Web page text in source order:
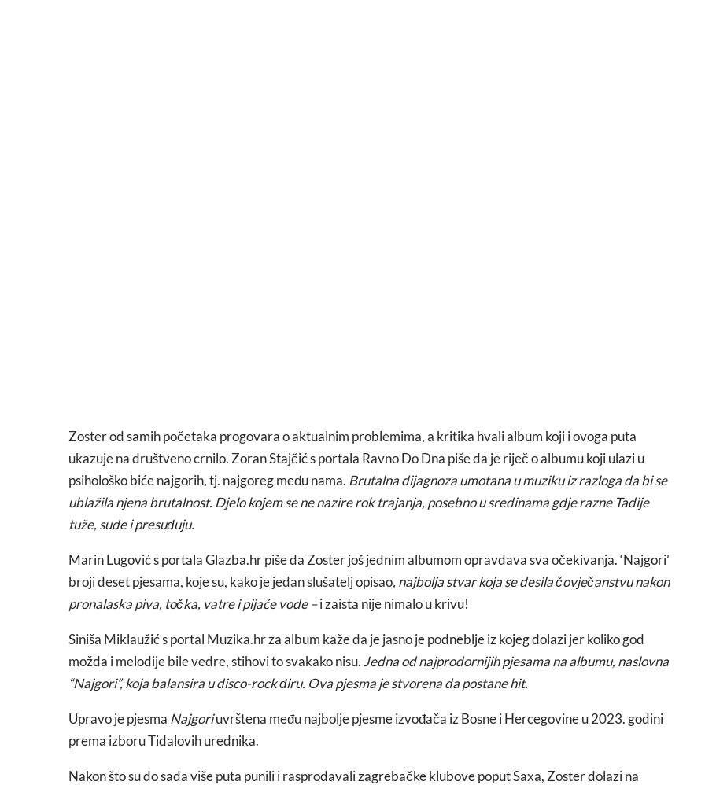
Zoster od samih početaka progovara o aktualnim problemima, a kritika hvali album koji i ovoga puta
ukazuje na društveno crnilo. Zoran Stajčić s portala Ravno Do Dna piše da je riječ o albumu koji ulazi u
psihološko biće najgorih, tj. najgoreg među nama. Brutalna dijagnoza umotana u muziku iz razloga da bi se
ublažila njena brutalnost. Djelo kojem se ne nazire rok trajanja, posebno u sredinama gdje razne Tadije
tuže, sude i presuđuju.
Marin Lugović s portala Glazba.hr piše da Zoster još jednim albumom opravdava sva očekivanja. ‘Najgori’
broji deset pjesama, koje su, kako je jedan slušatelj opisao, najbolja stvar koja se desila čovječanstvu nakon
pronalaska piva, točka, vatre i pijaće vode –i zaista nije nimalo u krivu!
Siniša Miklaužić s portal Muzika.hr za album kaže da je jasno je podneblje iz kojeg dolazi jer koliko god
možda i melodije bile vedre, stihovi to svakako nisu. Jedna od najprodornijih pjesama na albumu, naslovna
“Najgori”, koja balansira u disco-rock điru. Ova pjesma je stvorena da postane hit.
Upravo je pjesma Najgoriuvrštena među najbolje pjesme izvođača iz Bosne i Hercegovine u 2023. godini
prema izboru Tidalovih urednika.
Nakon što su do sada više puta punili i rasprodavali zagrebačke klubove poput Saxa, Zoster dolazi na